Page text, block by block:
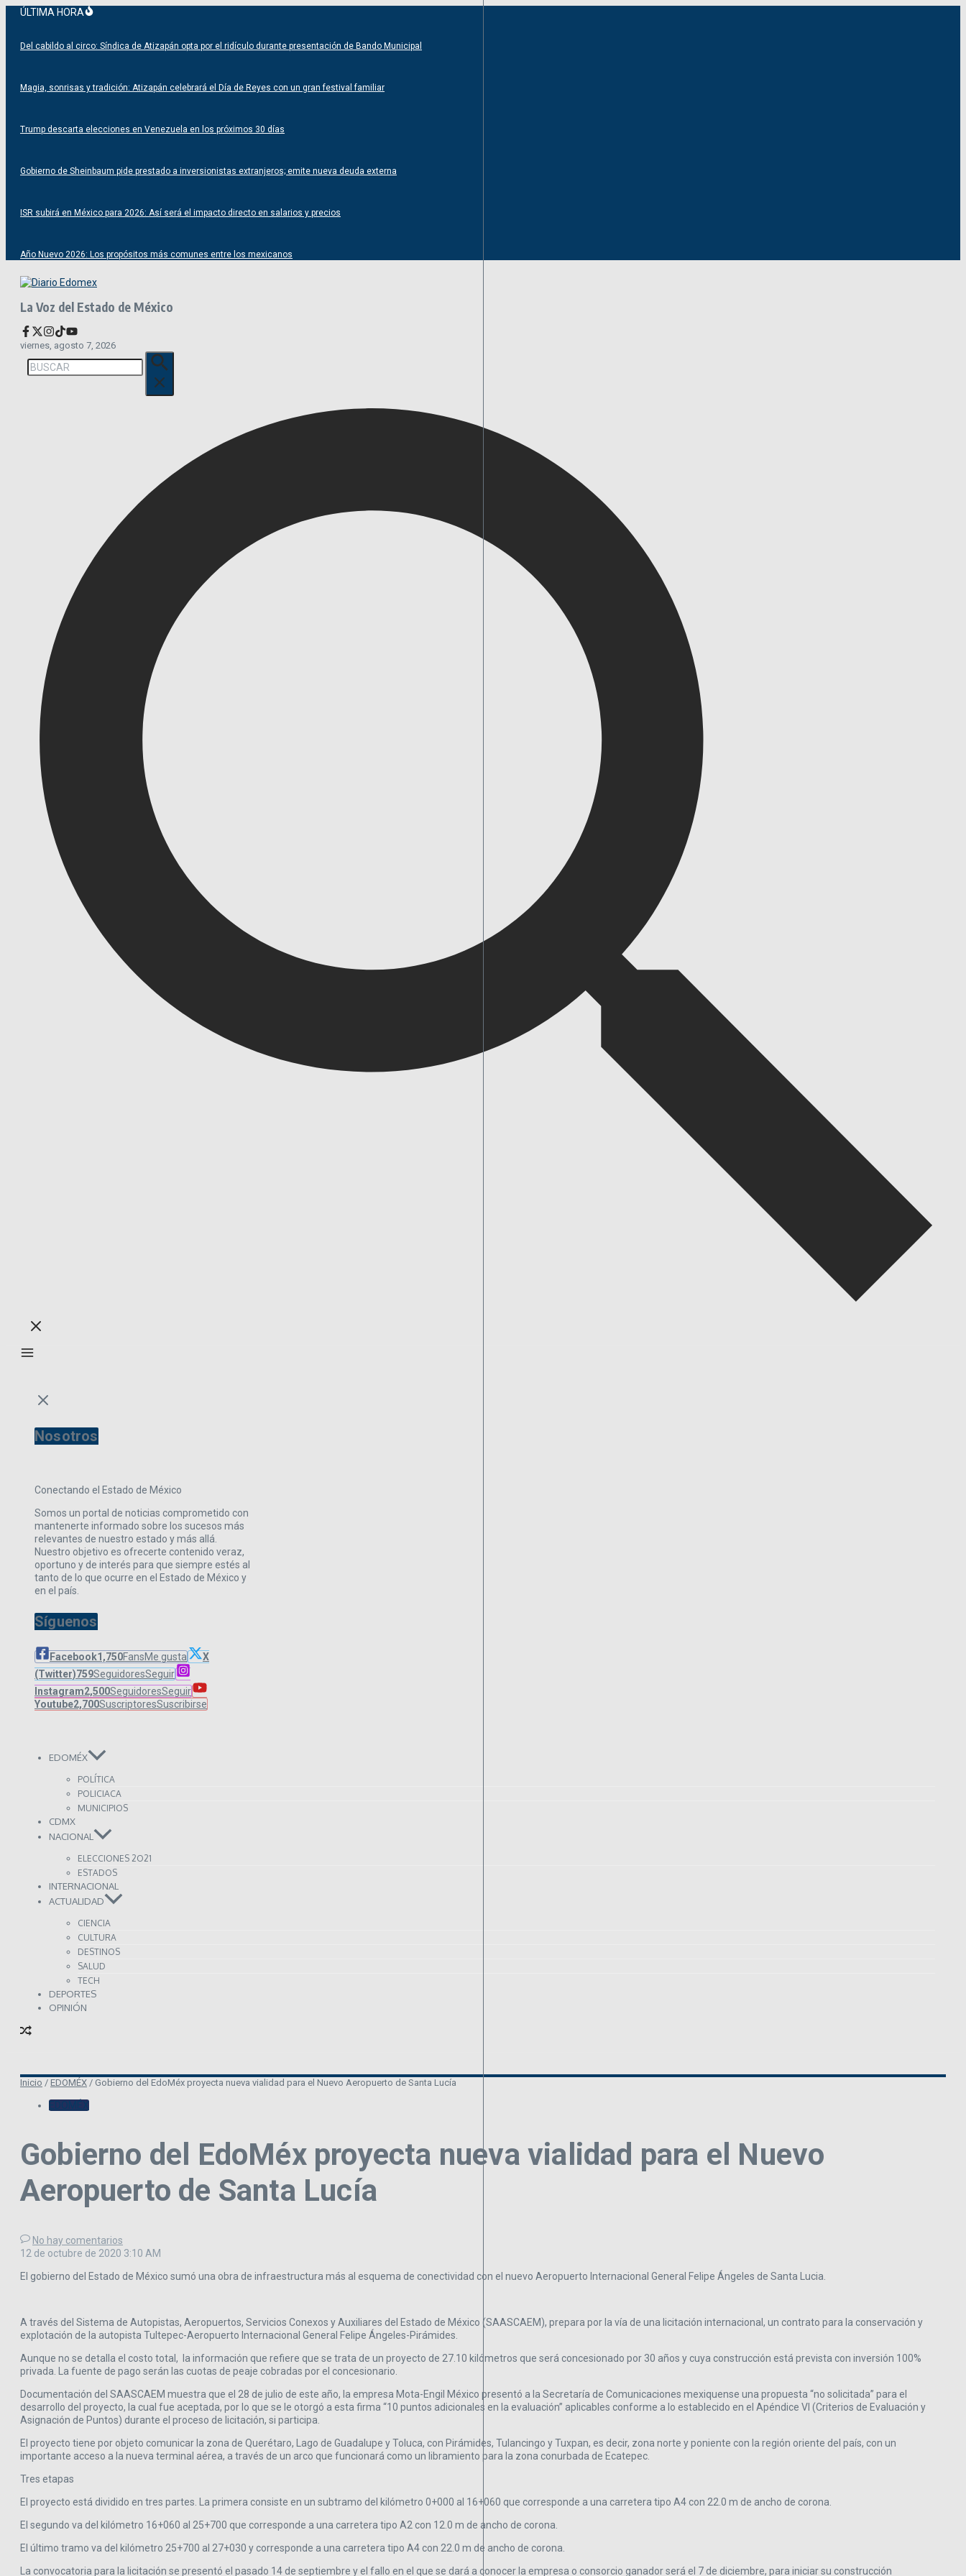
SaltarÚLTIMA HORA
Del cabildo al circo: Síndica de Atizapán opta por el ridículo durante presentación de Bando Municipal
Magia, sonrisas y tradición: Atizapán celebrará el Día de Reyes con un gran festival familiar
Trump descarta elecciones en Venezuela en los próximos 30 días
Gobierno de Sheinbaum pide prestado a inversionistas extranjeros; emite nueva deuda externa
ISR subirá en México para 2026: Así será el impacto directo en salarios y precios
Año Nuevo 2026: Los propósitos más comunes entre los mexicanos
La Voz del Estado de México
viernes, agosto 7, 2026
Buscar:
Nosotros
Conectando el Estado de México
Somos un portal de noticias comprometido con
mantenerte informado sobre los sucesos más
relevantes de nuestro estado y más allá.
Nuestro objetivo es ofrecerte contenido veraz,
oportuno y de interés para que siempre estés al
tanto de lo que ocurre en el Estado de México y
en el país.
Síguenos
Facebook1,750FansMe gusta
X
(Twitter)759SeguidoresSeguir
Instagram2,500SeguidoresSeguir
Youtube2,700SuscriptoresSuscribirse
EDOMÉX
POLÍTICA
POLICIACA
MUNICIPIOS
CDMX
NACIONAL
ELECCIONES 2O21
ESTADOS
INTERNACIONAL
ACTUALIDAD
CIENCIA
CULTURA
DESTINOS
SALUD
TECH
DEPORTES
OPINIÓN
Inicio / EDOMÉX / Gobierno del EdoMéx proyecta nueva vialidad para el Nuevo Aeropuerto de Santa Lucía
EDOMÉX
Gobierno del EdoMéx proyecta nueva vialidad para el Nuevo
Aeropuerto de Santa Lucía
No hay comentarios
12 de octubre de 2020 3:10 AM
El gobierno del Estado de México sumó una obra de infraestructura más al esquema de conectividad con el nuevo Aeropuerto Internacional General Felipe Ángeles de Santa Lucia.
A través del Sistema de Autopistas, Aeropuertos, Servicios Conexos y Auxiliares del Estado de México (SAASCAEM), prepara por la vía de una licitación internacional, un contrato para la conservación y
explotación de la autopista Tultepec-Aeropuerto Internacional General Felipe Ángeles-Pirámides.
Aunque no se detalla el costo total, la información que refiere que se trata de un proyecto de 27.10 kilómetros que será concesionado por 30 años y cuya construcción está prevista con inversión 100%
privada. La fuente de pago serán las cuotas de peaje cobradas por el concesionario.
Documentación del SAASCAEM muestra que el 28 de julio de este año, la empresa Mota-Engil México presentó a la Secretaría de Comunicaciones mexiquense una propuesta “no solicitada” para el
desarrollo del proyecto, la cual fue aceptada, por lo que se le otorgó a esta firma “10 puntos adicionales en la evaluación” aplicables conforme a lo establecido en el Apéndice VI (Criterios de Evaluación y
Asignación de Puntos) durante el proceso de licitación, si participa.
El proyecto tiene por objeto comunicar la zona de Querétaro, Lago de Guadalupe y Toluca, con Pirámides, Tulancingo y Tuxpan, es decir, zona norte y poniente con la región oriente del país, con un
importante acceso a la nueva terminal aérea, a través de un arco que funcionará como un libramiento para la zona conurbada de Ecatepec.
Tres etapas
El proyecto está dividido en tres partes. La primera consiste en un subtramo del kilómetro 0+000 al 16+060 que corresponde a una carretera tipo A4 con 22.0 m de ancho de corona.
El segundo va del kilómetro 16+060 al 25+700 que corresponde a una carretera tipo A2 con 12.0 m de ancho de corona.
El último tramo va del kilómetro 25+700 al 27+030 y corresponde a una carretera tipo A4 con 22.0 m de ancho de corona.
La convocatoria para la licitación se presentó el pasado 14 de septiembre y el fallo en el que se dará a conocer la empresa o consorcio ganador será el 7 de diciembre, para iniciar su construcción